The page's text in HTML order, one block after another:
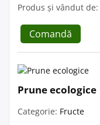
Produs și vândut de:
Comandă
Prune ecologice
Categorie: Fructe